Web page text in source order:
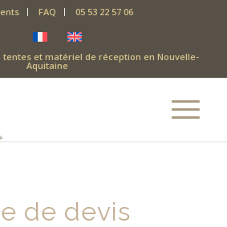
FAQ 05 53 22 57 06
tentes et matériel de réception en Nouvelle-
Aquitaine
de devis